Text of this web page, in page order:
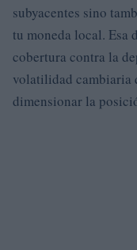
subyacentes sino
tu moneda local. Esa
cobertura contra la
volatilidad cambiaria
dimensionar la